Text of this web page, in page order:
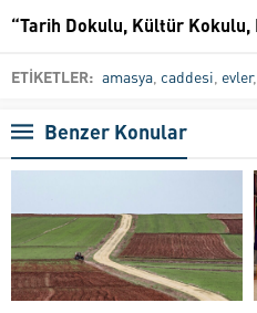
“Tarih Dokulu, Kültür Kokulu,
ETİKETLER: amasya caddesi evler,
Benzer Konular